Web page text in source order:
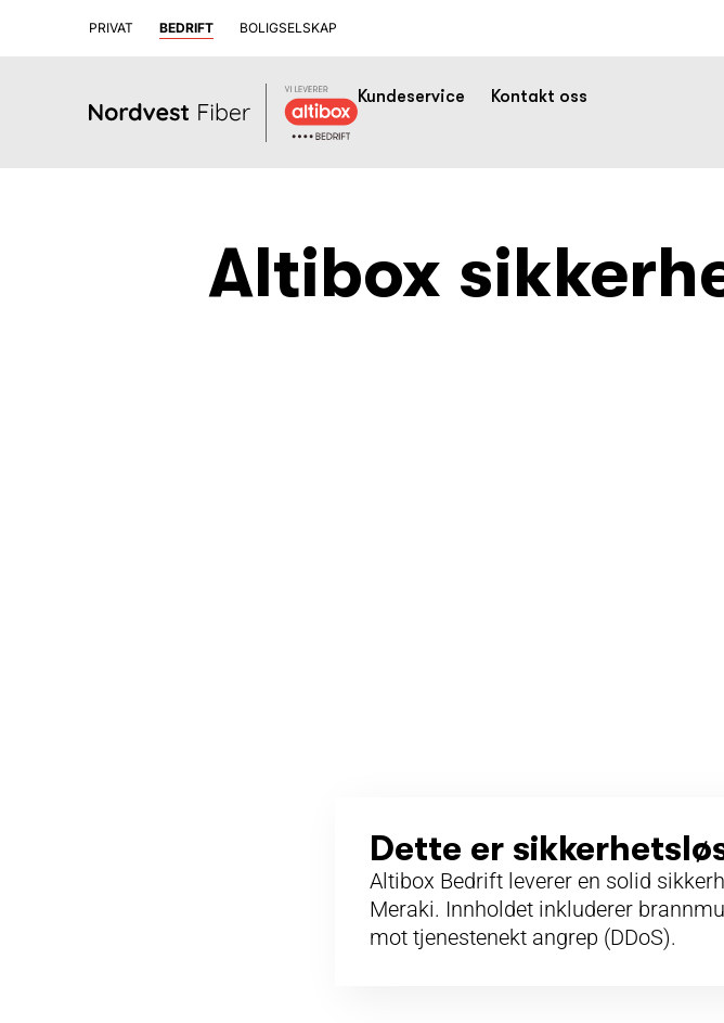
PRIVAT BEDRIFT BOLIGSELSKAP
Kundeservice
Kontakt oss
Altibox
Dette er
Altibox Bedrift leverer en solid
Meraki. Innholdet inkluderer
mot tjenestenekt angrep (DDoS).